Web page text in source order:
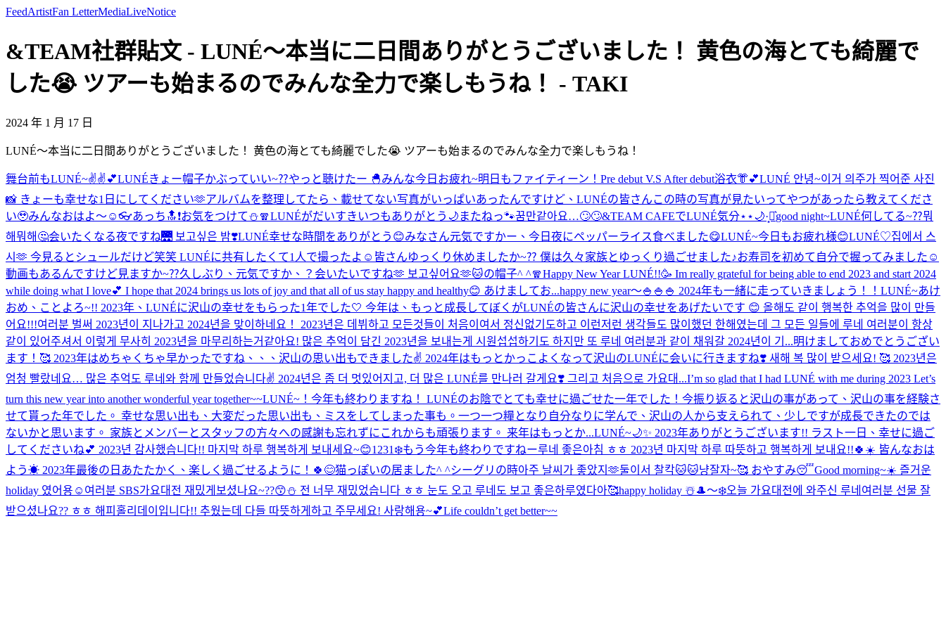
FeedArtistFan LetterMediaLiveNotice
&TEAM社群貼文 - LUNÉ〜本当に二日間ありがとうございました！ 黄色の海とても綺麗で
した😭 ツアーも始まるのでみんな全力で楽しもうね！ - TAKI
2024 年 1 月 17 日
LUNÉ〜本当に二日間ありがとうございました！ 黄色の海とても綺麗でした😭 ツアーも始まるのでみんな全力で楽しもうね！
舞台前もLUNÉ~✌️✌️💕LUNÉきょー帽子かぶっていい~⁇やっと聴けたー 🐣みんな今日お疲れ~明日もファイティーン！ Pre debut V.S After debut浴衣👘︎💕︎LUNÉ 안녕~이거 의주가 찍어준 사진
📸 きょーも幸せな1日にしてください🫶アルバムを整理してたら、載せてない写真がいっぱいあったんですけど、LUNÉの皆さんこの時の写真が見たいってやつがあったら教えてくださ
い🥹みんなおはよ〜☺️👓あっち🔝❗️お気をつけて⛄️🧣LUNÉがだいすき いつもありがとう🌙 またねっ🐾꿈만같아요…🙄🙄&TEAM CAFEでLUNÉ気分⋆⋆🌙·̩͙‪⋆͛good night~LUNÉ何してる~⁇뭐
해뭐해🤔会いたくなる夜ですね🌉 보고싶은 밤❣️LUNÉ幸せな時間をありがとう😊みなさん元気ですかー、今日夜にペッパーライス食べました😋LUNÉ~今日もお疲れ様😊LUNÉ♡집에서 스
시🫶 今見るとシュールだけど笑笑 LUNÉに共有したくて1人で撮ったよ☺️ 皆さんゆっくり休めましたか~⁇ 僕は久々家族とゆっくり過ごせました♪お寿司を初めて自分で握ってみました☺️
動画もあるんですけど見ますか~⁇久しぶり、元気ですか、？会いたいですね🫶 보고싶어요🫶🐱の帽子^ ^🧣Happy New Year LUNÉ!!🥳 Im really grateful for being able to end 2023 and start 2024
while doing what I love💕 I hope that 2024 brings us lots of joy and that all of us stay happy and healthy😊 あけましてお...happy new year〜🍚🍚🍚 2024年も一緒に走っていきましょう！！ LUNÉ~あけ
おめ、ことよろ~!! 2023年、LUNÉに沢山の幸せをもらった1年でした🤍 今年は、もっと成長してぼくがLUNÉの皆さんに沢山の幸せをあげたいです 😊 올해도 같이 행복한 추억을 많이 만들
어요!!!여러분 벌써 2023년이 지나가고 2024년을 맞이하네요！ 2023년은 데뷔하고 모든것들이 처음이여서 정신없기도하고 이런저런 생각들도 많이했던 한해였는데 그 모든 일들에 루네 여러분이 항상
같이 있어주셔서 이렇게 무사히 2023년을 마무리하는거같아요! 많은 추억이 담긴 2023년을 보내는게 시원섭섭하기도 하지만 또 루네 여러분과 같이 채워갈 2024년이 기...明けましておめでとうござい
ます！🥰 2023年はめちゃくちゃ早かったですね、、、沢山の思い出もできました✌️ 2024年はもっとかっこよくなって沢山のLUNÉに会いに行きますね❣️ 새해 복 많이 받으세요! 🥰 2023년은
엄청 빨랐네요… 많은 추억도 루네와 함께 만들었습니다✌️ 2024년은 좀 더 멋있어지고, 더 많은 LUNÉ를 만나러 갈게요❣️ 그리고 처음으로 가요대...I’m so glad that I had LUNÉ with me during 2023 Let’s
turn this new year into another wonderful year together~~LUNÉ~！今年も終わりますね！ LUNÉのお陰でとても幸せに過ごせた一年でした！今振り返ると沢山の事があって、沢山の事を経験さ
せて貰った年でした。 幸せな思い出も、大変だった思い出も、ミスをしてしまった事も。一つ一つ糧となり自分なりに学んで、沢山の人から支えられて、少しですが成長できたのでは
ないかと思います。 家族とメンバーとスタッフの方々への感謝も忘れずにこれからも頑張ります。 来年はもっとか...LUNÉ~🌙✨️ 2023年ありがとうございます!! ラスト一日、幸せに過ご
してくださいね💕︎ 2023년 감사했습니다!! 마지막 하루 행복하게 보내세요~😊1231❄️もう今年も終わりですねー루네 좋은아침 ㅎㅎ 2023년 마지막 하루 따뜻하고 행복하게 보내요!!🍀☀️ 皆んなおは
よう☀ 2023年最後の日あたたかく、楽しく過ごせるように！🍀😊猫っぽいの居ました^ ^シーグリの時아주 날씨가 좋았지🫶둘이서 찰칵🐱🐱냥잘자~🥰 おやすみ😴Good morning~☀️ 즐거운
holiday 였어용☺️ 여러분 SBS가요대전 재밌게보셨나요~??😙⛄️ 전 너무 재밌었습니다 ㅎㅎ 눈도 오고 루네도 보고 좋은하루였다아🥰happy holiday ☃️🎩〜❄️오늘 가요대전에 와주신 루네여러분 선물 잘
받으셨나요?? ㅎㅎ 해피홀리데이입니다!! 추웠는데 다들 따뜻하게하고 주무세요! 사랑해용~💕Life couldn’t get better~~